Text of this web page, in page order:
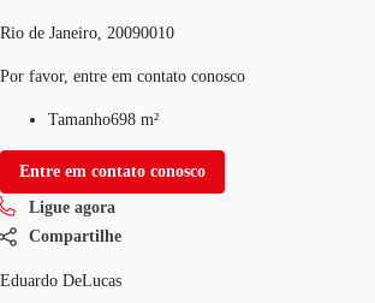
Rio de Janeiro, 20090010
Por favor, entre em contato conosco
Tamanho698 m²
Entre em contato conosco
Ligue agora
Compartilhe
Eduardo DeLucas